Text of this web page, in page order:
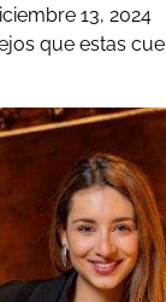
13, 2024
que estas